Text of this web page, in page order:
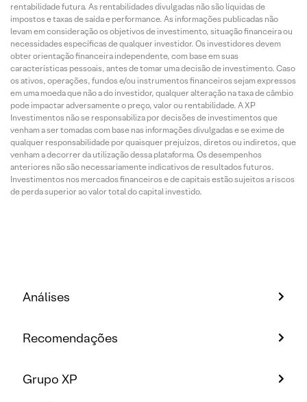
rentabilidade futura. As rentabilidades divulgadas não são líquidas de
impostos e taxas de saída e performance. As informações publicadas não
levam em consideração os objetivos de investimento, situação financeira ou
necessidades específicas de qualquer investidor. Os investidores devem
obter orientação financeira independente, com base em suas
características pessoais, antes de tomar uma decisão de investimento. Caso
os ativos, operações, fundos e/ou instrumentos financeiros sejam expressos
em uma moeda que não a do investidor, qualquer alteração na taxa de câmbio
pode impactar adversamente o preço, valor ou rentabilidade. A XP
Investimentos não se responsabiliza por decisões de investimentos que
venham a ser tomadas com base nas informações divulgadas e se exime de
qualquer responsabilidade por quaisquer prejuízos, diretos ou indiretos, que
venham a decorrer da utilização dessa plataforma. Os desempenhos
anteriores não são necessariamente indicativos de resultados futuros.
Investimentos nos mercados financeiros e de capitais estão sujeitos a riscos
de perda superior ao valor total do capital investido.
Análises
Recomendações
Grupo XP